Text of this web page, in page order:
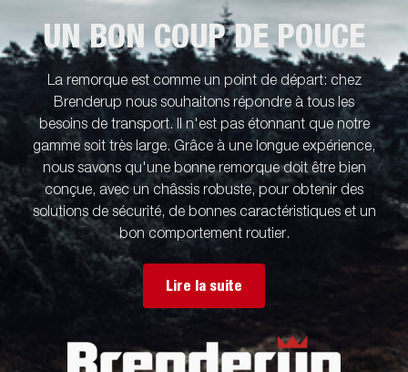
UN BON COUP DE POUCE
La remorque est comme un point de départ: chez
Brenderup nous souhaitons répondre à tous les
besoins de transport. Il n'est pas étonnant que notre
gamme soit très large. Grâce à une longue expérience,
nous savons qu'une bonne remorque doit être bien
conçue, avec un châssis robuste, pour obtenir des
solutions de sécurité, de bonnes caractéristiques et un
bon comportement routier.
Lire la suite